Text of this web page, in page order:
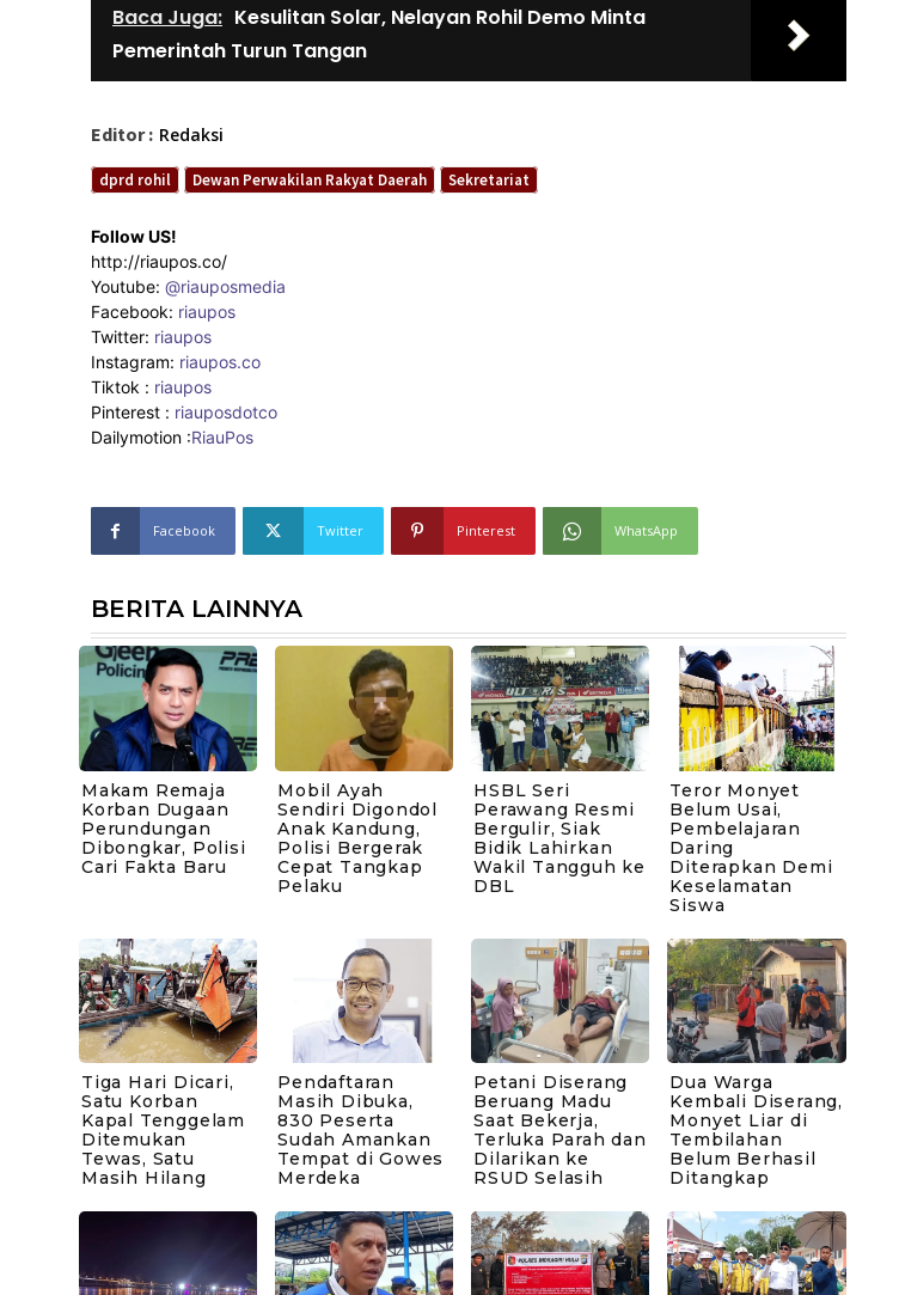
Baca Juga: Kesulitan Solar, Nelayan Rohil Demo Minta
Pemerintah Turun Tangan
Editor : Redaksi
dprd rohil Dewan Perwakilan Rakyat Daerah Sekretariat
Follow US!
http://riaupos.co/
Youtube: @riauposmedia
Facebook: riaupos
Twitter: riaupos
Instagram: riaupos.co
Tiktok : riaupos
Pinterest : riauposdotco
Dailymotion :RiauPos
Facebook Twitter Pinterest WhatsApp
BERITA LAINNYA
Makam Remaja
Korban Dugaan
Perundungan
Dibongkar, Polisi
Cari Fakta Baru
Mobil Ayah
Sendiri Digondol
Anak Kandung,
Polisi Bergerak
Cepat Tangkap
Pelaku
HSBL Seri
Perawang Resmi
Bergulir, Siak
Bidik Lahirkan
Wakil Tangguh ke
DBL
Teror Monyet
Belum Usai,
Pembelajaran
Daring
Diterapkan Demi
Keselamatan
Siswa
Tiga Hari Dicari,
Satu Korban
Kapal Tenggelam
Ditemukan
Tewas, Satu
Masih Hilang
Pendaftaran
Masih Dibuka,
830 Peserta
Sudah Amankan
Tempat di Gowes
Merdeka
Petani Diserang
Beruang Madu
Saat Bekerja,
Terluka Parah dan
Dilarikan ke
RSUD Selasih
Dua Warga
Kembali Diserang,
Monyet Liar di
Tembilahan
Belum Berhasil
Ditangkap